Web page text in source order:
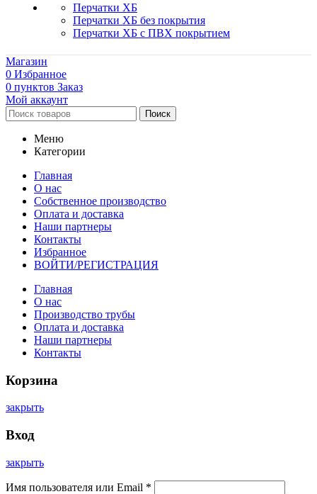
Перчатки ХБ
Перчатки ХБ без покрытия
Перчатки ХБ с ПВХ покрытием
Магазин
0 Избранное
0 пунктов Заказ
Мой аккаунт
Поиск
Меню
Категории
Главная
О нас
Собственное производство
Оплата и доставка
Наши партнеры
Контакты
Избранное
ВОЙТИ/РЕГИСТРАЦИЯ
Главная
О нас
Производство трубы
Оплата и доставка
Наши партнеры
Контакты
Корзина
закрыть
Вход
закрыть
Имя пользователя или Email *